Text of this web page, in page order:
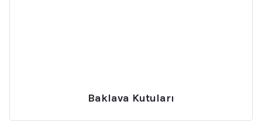
Baklava Kutuları